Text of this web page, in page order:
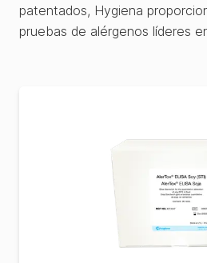
patentados, Hygiena
pruebas de alérgenos líderes